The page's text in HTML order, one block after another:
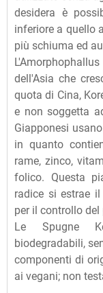
desidera è
inferiore a quello
più schiuma ed
dell'Asia che
quota di Cina,
e non soggetta
Giapponesi
in quanto
rame, zinco,
folico. Questa
radice si estrae
per il controllo del
Le Spugne
biodegradabili,
componenti di
ai vegani; non